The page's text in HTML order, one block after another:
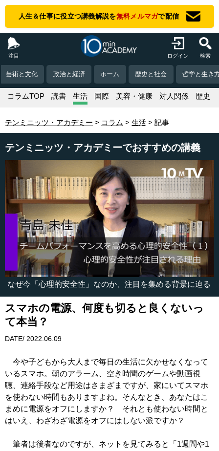
人生＆仕事に役立つ講義解説を無料メルマガで配信
注目 ログイン 検索
芸術と文化 政治と経済 ホーム 歴史と社会 哲学と生き
コラムTOP 読書 生活 国際 美容・健康 対人関係 歴史
テンミニッツ・アカデミー コラム 生活 記事
テンミニッツ・アカデミーでおすすめの講義
なぜ今「心理的安全性」なのか、注目を集める背景に迫る
スマホの電源、何度も切ると良くないっ
て本当？
DATE/ 2022.06.09
今や子どもから大人まで毎日の生活に欠かせなくなって
いるスマホ。朝のアラーム、空き時間のゲームや動画視
聴、連絡手段など用途はさまざまですが、家にいてスマホ
を使わない時間もありますよね。そんなとき、あなたはこ
まめに電源をオフにしますか？ それとも使わない時間と
はいえ、わざわざ電源をオフにはしない派ですか？
筆者は後者なのですが、ネットを見てみると「1週間や1